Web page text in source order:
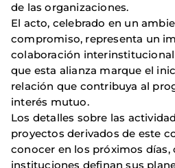
de las organizaciones.
El acto, celebrado en un
compromiso, representa un
colaboración interinstitucional
que esta alianza marque el
relación que contribuya al
interés mutuo.
Los detalles sobre las
proyectos derivados de este
conocer en los próximos días,
instituciones definan sus